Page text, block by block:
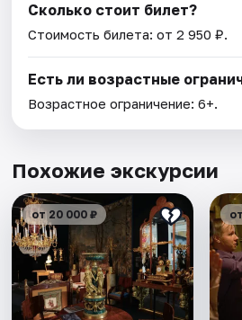
Сколько стоит билет?
Стоимость билета: от 2 950 ₽.
Есть ли возрастные
Возрастное ограничение: 6+.
Похожие экскурсии
от 20 000 ₽